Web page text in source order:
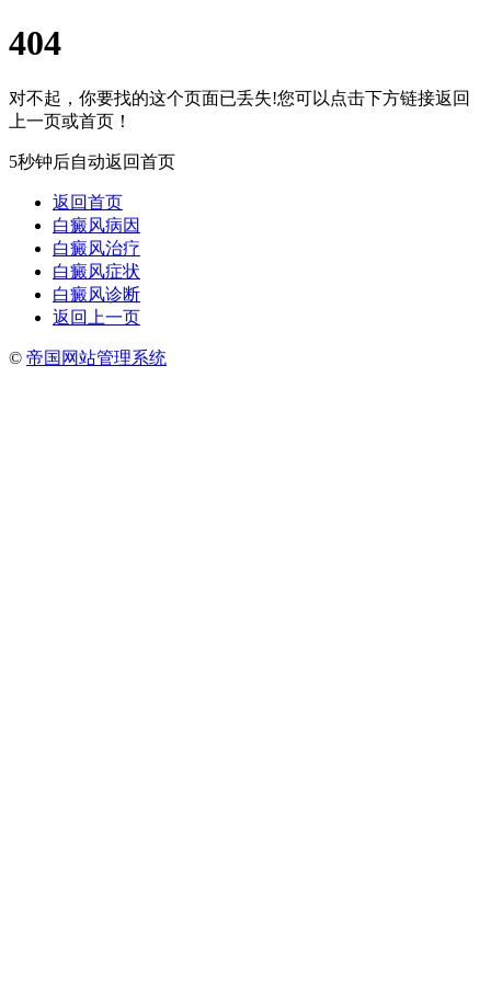
404
对不起，你要找的这个页面已丢失!您可以点击下方链接返回
上一页或首页！
5秒钟后自动返回首页
返回首页
白癜风病因
白癜风治疗
白癜风症状
白癜风诊断
返回上一页
© 帝国网站管理系统